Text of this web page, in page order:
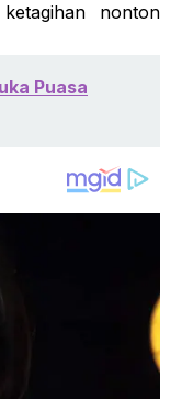
nonton
Puasa